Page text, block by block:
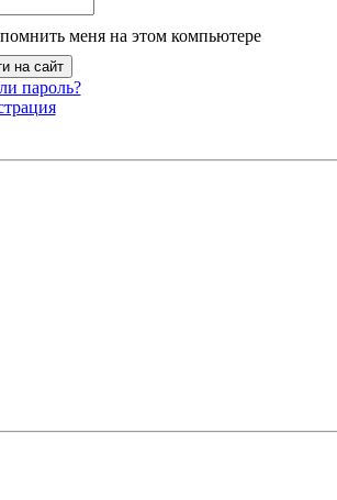
меня на этом компьютере
пароль?